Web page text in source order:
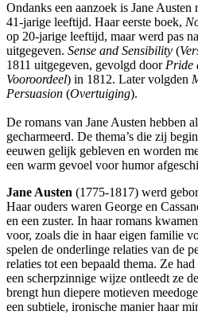
Ondanks een aanzoek is Jane
41-jarige leeftijd. Haar eerste boek,
op 20-jarige leeftijd, maar werd pas
uitgegeven. Sense and Sensibility (
1811 uitgegeven, gevolgd door Pride
Vooroordeel) in 1812. Later volgden
Persuasion (Overtuiging).
De romans van Jane Austen hebben
gecharmeerd. De thema’s die zij
eeuwen gelijk gebleven en worden
een warm gevoel voor humor
Jane Austen (1775-1817) werd
Haar ouders waren George en
en een zuster. In haar romans
voor, zoals die in haar eigen familie
spelen de onderlinge relaties van de
relaties tot een bepaald thema. Ze
een scherpzinnige wijze ontleedt ze
brengt hun diepere motieven
een subtiele, ironische manier haar